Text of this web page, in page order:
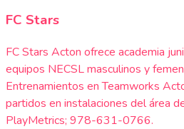
FC Stars
FC Stars Acton ofrece academia
equipos NECSL masculinos y
Entrenamientos en Teamworks
partidos en instalaciones del área
PlayMetrics; 978-631-0766.